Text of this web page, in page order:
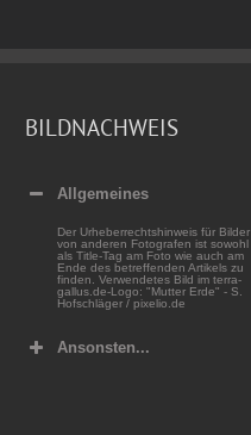
BILDNACHWEIS
Allgemeines
Der Urheberrechtshinweis für Bilder
von anderen Fotografen ist sowohl
als Title-Tag am Foto wie auch am
Ende des betreffenden Artikels zu
finden. Verwendetes Bild im terra-
gallus.de-Logo: "Mutter Erde" - S.
Hofschläger / pixelio.de
Ansonsten...